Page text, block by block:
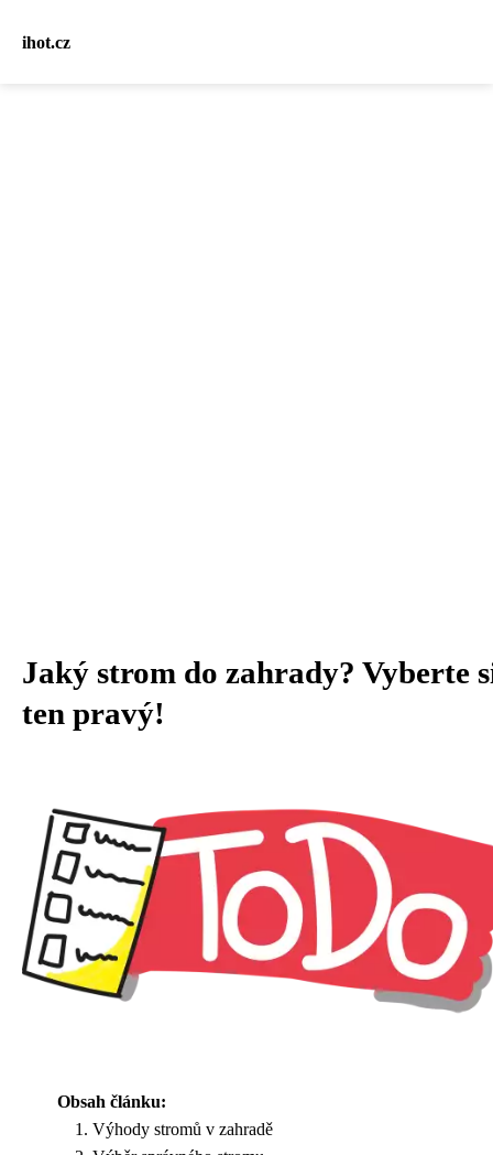
ihot.cz
Jaký strom do zahrady? Vyberte
ten pravý!
Obsah článku:
Výhody stromů v zahradě